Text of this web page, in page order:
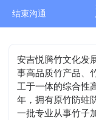
结束沟通
安吉悦腾竹文化发
事高品质竹产品、
工于一体的综合性
年，拥有原竹防蛀
一批专业从事竹子